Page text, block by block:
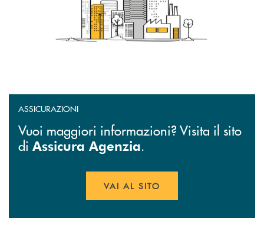
ASSICURAZIONI
Vuoi maggiori informazioni? Visita il sito
di Assicura Agenzia.
VAI AL SITO